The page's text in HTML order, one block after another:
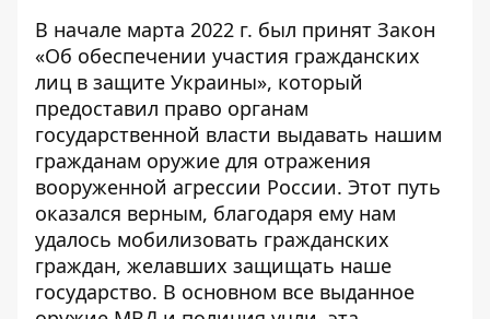
В начале марта 2022 г. был принят Закон
«Об обеспечении участия гражданских
лиц в защите Украины», который
предоставил право органам
государственной власти выдавать нашим
гражданам оружие для отражения
вооруженной агрессии России. Этот путь
оказался верным, благодаря ему нам
удалось мобилизовать гражданских
граждан, желавших защищать наше
государство. В основном все выданное